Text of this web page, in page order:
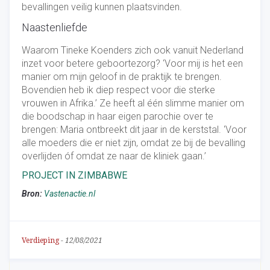
bevallingen veilig kunnen plaatsvinden.
Naastenliefde
Waarom Tineke Koenders zich ook vanuit Nederland
inzet voor betere geboortezorg? ‘Voor mij is het een
manier om mijn geloof in de praktijk te brengen.
Bovendien heb ik diep respect voor die sterke
vrouwen in Afrika.’ Ze heeft al één slimme manier om
die boodschap in haar eigen parochie over te
brengen: Maria ontbreekt dit jaar in de kerststal. ‘Voor
alle moeders die er niet zijn, omdat ze bij de bevalling
overlijden óf omdat ze naar de kliniek gaan.’
PROJECT IN ZIMBABWE
Bron: Vastenactie.nl
Verdieping- 12/08/2021